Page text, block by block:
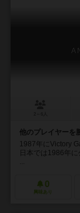
A
他のプレイヤーを
1987年にVictory
日本では1986年
...
0
興味あり